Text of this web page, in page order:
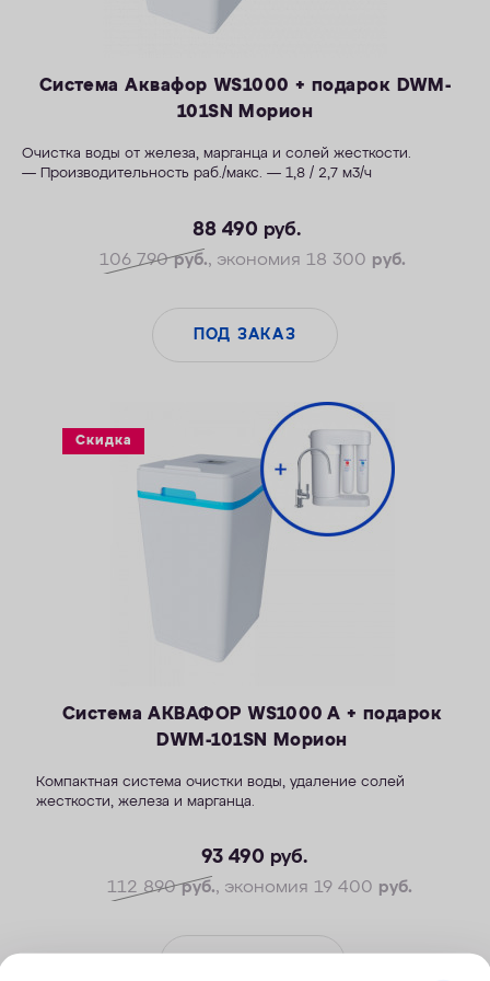
Система Аквафор WS1000 + подарок DWM-
101SN Морион
Очистка воды от железа, марганца и солей жесткости.
— Производительность раб./макс. — 1,8 / 2,7 м3/ч
— Максимальная удаляемая концентрация железа —14 мг/л
— Максимальная удаляемая концентрация растворенного
марганца — 5 мг/л
— Размеры 404 х 485 х 795 мм
88 490 руб.
106 790руб., экономия 18 300 руб.
ПОД ЗАКАЗ
Скидка
Система АКВАФОР WS1000 A + подарок
DWM-101SN Морион
Компактная система очистки воды, удаление солей
жесткости, железа и марганца.
—Максимальное значение ПМО: до 10 мг О2/л
—Максимальная удаляемая жесткость — 24 мг-экв/л
—Максимальная удаляемая концентрация железа — 5 мг/л
марганца — 3 мг/л
93 490 руб.
112 890руб., экономия 19 400 руб.